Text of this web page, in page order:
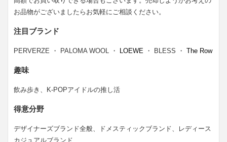
お品物がございましたらお気軽にご相談ください。
注目ブランド
PERVERZE ・ PALOMA WOOL ・ LOEWE ・ BLESS ・The Row
趣味
飲み歩き、K-POPアイドルの推し活
得意分野
デザイナーズブランド全般、ドメスティックブランド、レディース
カジュアルブランド